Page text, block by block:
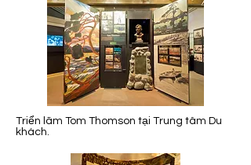
Triển lãm Tom Thomson tại Trung tâm Du
khách.